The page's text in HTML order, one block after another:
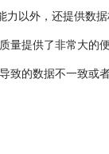
力以外，还提供数
量提供了非常大的
致的数据不一致